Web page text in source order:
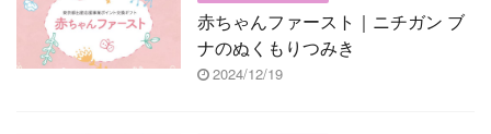
赤ちゃんファースト｜ニチガン ブ
ナのぬくもりつみき
2024/12/19